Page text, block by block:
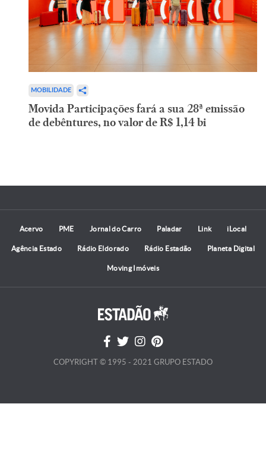
MOBILIDADE
Movida Participações fará a sua 28ª emissão
de debêntures, no valor de R$ 1,14 bi
Acervo PME Jornal do Carro Paladar Link iLocal
Agência Estado Rádio Eldorado Rádio Estadão Planeta Digital
Moving Imóveis
COPYRIGHT © 1995 - 2021 GRUPO ESTADO